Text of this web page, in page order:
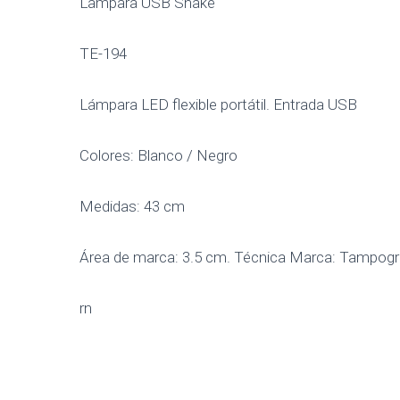
TE-194
Lámpara LED flexible portátil. Entrada USB
Colores: Blanco / Negro
Medidas: 43 cm
Área de marca: 3.5 cm. Técnica Marca:
rn